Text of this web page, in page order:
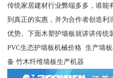
传统家居建材行业弊端多多，谁能
到真正的实惠，并为合作者创造利
优势。下面木塑护墙板就讲讲传统
PVC生态护墙板机械价格 生产墙
备 竹木纤维墙板生产机器